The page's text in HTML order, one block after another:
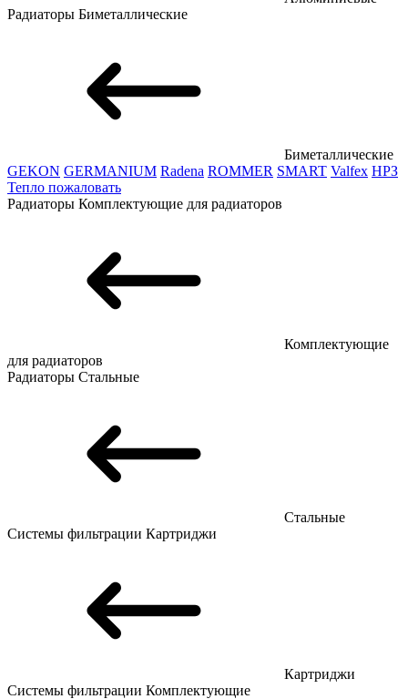
Радиаторы Биметаллические
Биметаллические
GEKON GERMANIUM Radena ROMMER SMART Valfex НРЗ
Тепло пожаловать
Радиаторы Комплектующие для радиаторов
Комплектующие
для радиаторов
Радиаторы Стальные
Стальные
Системы фильтрации Картриджи
Картриджи
Системы фильтрации Комплектующие